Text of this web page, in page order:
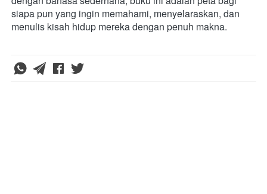
siapa pun yang ingin memahami, menyelaraskan, dan
menulis kisah hidup mereka dengan penuh makna.